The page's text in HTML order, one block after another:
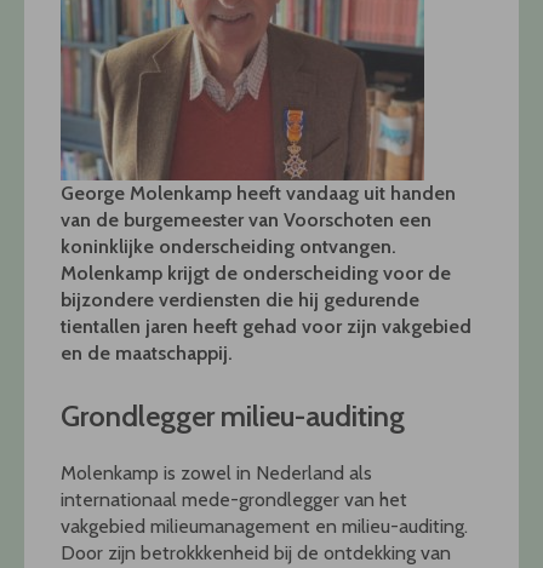
George Molenkamp heeft vandaag uit handen
van de burgemeester van Voorschoten een
koninklijke onderscheiding ontvangen.
Molenkamp krijgt de onderscheiding voor de
bijzondere verdiensten die hij gedurende
tientallen jaren heeft gehad voor zijn vakgebied
en de maatschappij.
Grondlegger milieu-auditing
Molenkamp is zowel in Nederland als
internationaal mede-grondlegger van het
vakgebied milieumanagement en milieu-auditing.
Door zijn betrokkkenheid bij de ontdekking van